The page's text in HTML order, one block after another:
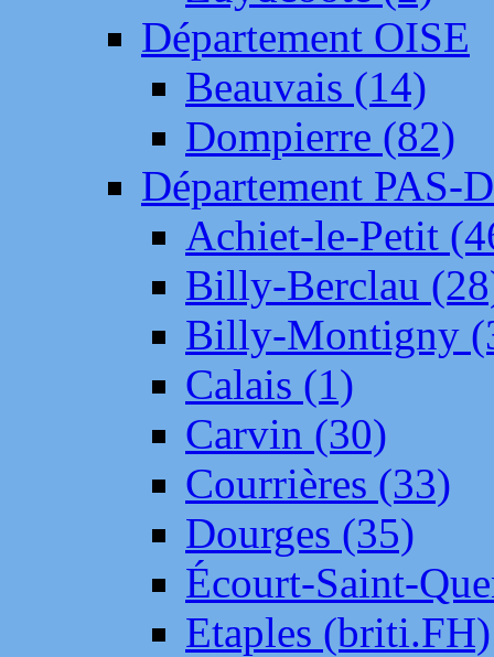
Département OISE
Beauvais (14)
Dompierre (82)
Département PAS-
Achiet-le-Petit
Billy-Berclau
Billy-Montigny
Calais (1)
Carvin (30)
Courrières (33)
Dourges (35)
Écourt-Saint-
Etaples (briti.FH)